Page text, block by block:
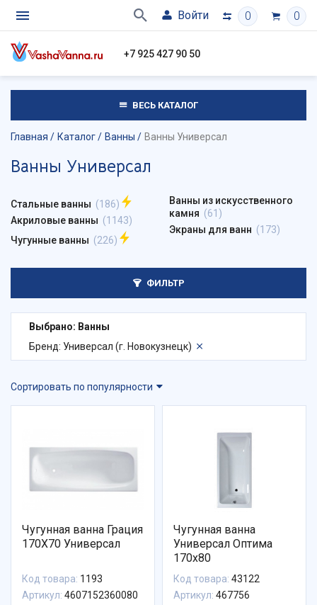
Войти 0 0
+7 925 427 90 50
ВЕСЬ КАТАЛОГ
Главная Каталог Ванны Ванны Универсал
Ванны Универсал
Стальные ванны (186)
Акриловые ванны (1143)
Чугунные ванны (226)
Ванны из искусственного
камня (61)
Экраны для ванн (173)
ФИЛЬТР
Выбрано: Ванны
Бренд: Универсал (г. Новокузнецк)
Сортировать по популярности
Чугунная ванна Грация
170X70 Универсал
Код товара: 1193
Артикул: 4607152360080
Чугунная ванна
Универсал Оптима
170х80
Код товара: 43122
Артикул: 467756